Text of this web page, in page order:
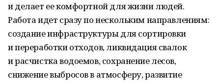
и делает ее комфортной для жизни людей.
Работа идет сразу по нескольким направлениям:
создание инфраструктуры для сортировки
и переработки отходов, ликвидация свалок
и расчистка водоемов, сохранение лесов,
снижение выбросов в атмосферу, развитие